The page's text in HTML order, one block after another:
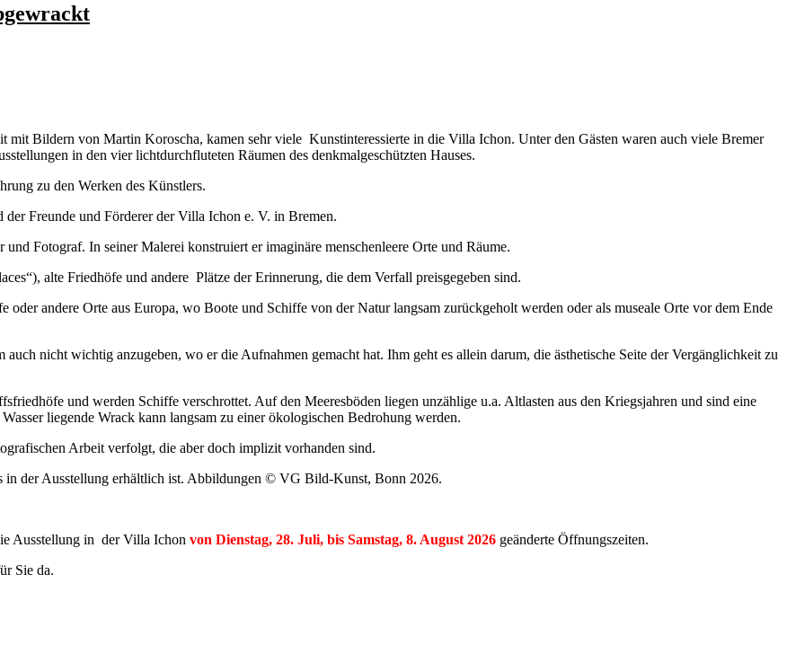
mit Bildern von Martin Koroscha, kamen sehr viele Kunstinteressierte in die Villa Ichon. Unter den Gästen waren auch viele Bremer
in den vier lichtdurchfluteten Räumen des denkmalgeschützten Hauses.
zu den Werken des Künstlers.
Freunde und Förderer der Villa Ichon e. V. in Bremen.
Fotograf. In seiner Malerei konstruiert er imaginäre menschenleere Orte und Räume.
alte Friedhöfe und andere Plätze der Erinnerung, die dem Verfall preisgegeben sind.
andere Orte aus Europa, wo Boote und Schiffe von der Natur langsam zurückgeholt werden oder als museale Orte vor dem Ende
nicht wichtig anzugeben, wo er die Aufnahmen gemacht hat. Ihm geht es allein darum, die ästhetische Seite der Vergänglichkeit zu
und werden Schiffe verschrottet. Auf den Meeresböden liegen unzählige u.a. Altlasten aus den Kriegsjahren und sind eine
liegende Wrack kann langsam zu einer ökologischen Bedrohung werden.
Arbeit verfolgt, die aber doch implizit vorhanden sind.
in der Ausstellung erhältlich ist. Abbildungen © VG Bild-Kunst, Bonn 2026.
Ausstellung in der Villa Ichon von Dienstag, 28. Juli, bis Samstag, 8. August 2026 geänderte Öffnungszeiten.
Sie da.